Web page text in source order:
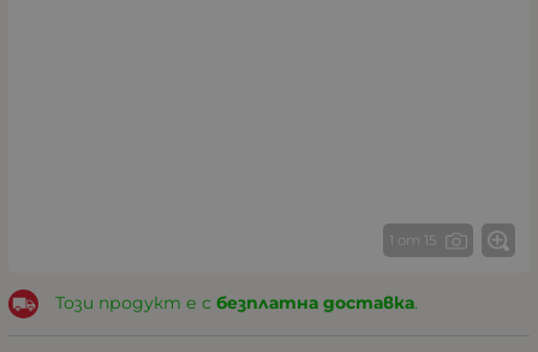
1 от 15
Този продукт е с безплатна доставка.